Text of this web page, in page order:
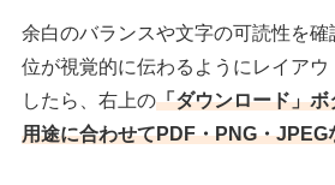
余白のバランスや文字の可読性を
位が視覚的に伝わるようにレイア
したら、右上の「ダウンロード」
用途に合わせてPDF・PNG・JPEG